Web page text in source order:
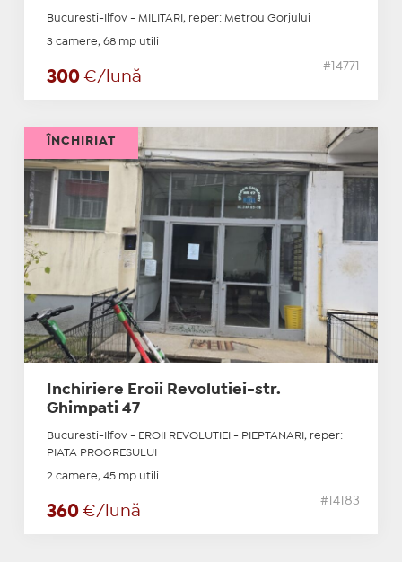
Bucuresti-Ilfov - MILITARI, reper: Metrou Gorjului
3 camere, 68 mp utili
300 €/lună
#14771
Inchiriere Eroii Revolutiei-str.
Ghimpati 47
Bucuresti-Ilfov - EROII REVOLUTIEI - PIEPTANARI, reper:
PIATA PROGRESULUI
2 camere, 45 mp utili
360 €/lună
#14183
ÎNCHIRIAT